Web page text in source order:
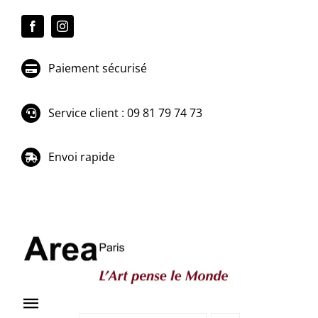
Paiement sécurisé
Service client : 09 81 79 74 73
Envoi rapide